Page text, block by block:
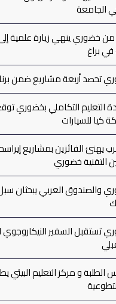
الجامعة
خضوري ينهي زيارة علمية
في براغ
تحصد أربعة مشاريع ضمن
التعليم التكاملي بخضوري
كيا للسيارات
يهنئ الفائزين بمشاريع
التقنية خضوري
والصندوق العربي يبحثان
تستقبل السفير
الطلبة و مركز التعليم